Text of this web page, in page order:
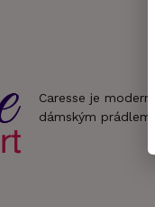
Caresse je
dámským prádlem.